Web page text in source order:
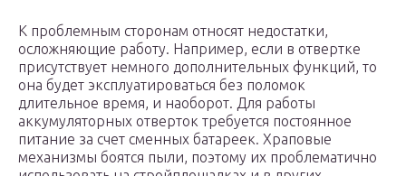
К проблемным сторонам относят недостатки,
осложняющие работу. Например, если в отвертке
присутствует немного дополнительных функций, то
она будет эксплуатироваться без поломок
длительное время, и наоборот. Для работы
аккумуляторных отверток требуется постоянное
питание за счет сменных батареек. Храповые
механизмы боятся пыли, поэтому их проблематично